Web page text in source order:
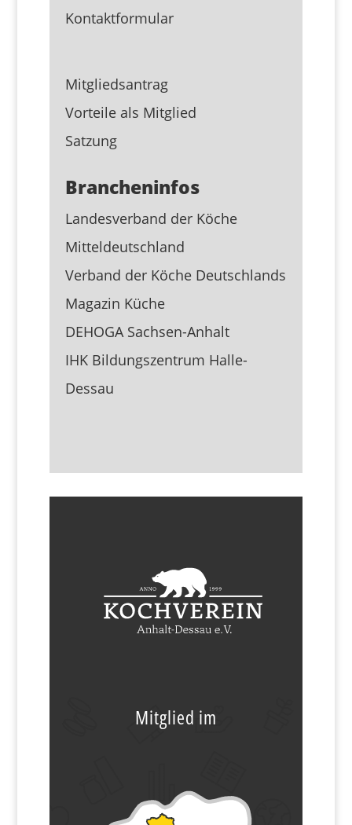
Kontaktformular
Mitgliedsantrag
Vorteile als Mitglied
Satzung
Brancheninfos
Landesverband der Köche
Mitteldeutschland
Verband der Köche Deutschlands
Magazin Küche
DEHOGA Sachsen-Anhalt
IHK Bildungszentrum Halle-
Dessau
Mitglied im